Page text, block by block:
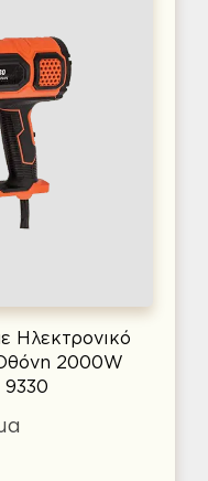
Ηλεκτρονικό
2000W
9330